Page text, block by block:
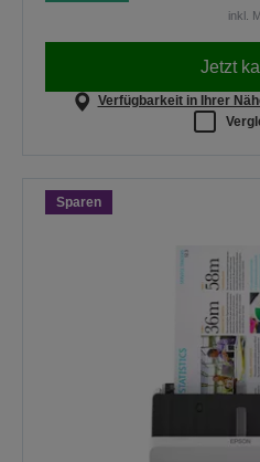
inkl.
Jetzt
Verfügbarkeit in Ihrer
Sparen